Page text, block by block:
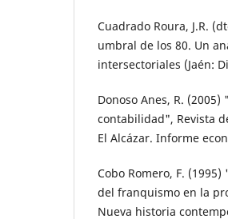
Cuadrado Roura, J.R.
umbral de los 80. Un
intersectoriales (Jaén:
Donoso Anes, R.
contabilidad", Revista
El Alcázar. Informe
Cobo Romero, F.
del franquismo en la
Nueva historia